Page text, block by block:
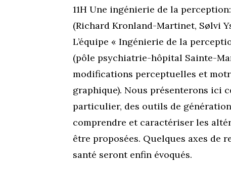
11H Une ingénierie de la
(Richard Kronland-Martinet, Sølvi
L’équipe « Ingénierie de la
(pôle psychiatrie-hôpital Sainte-
modifications perceptuelles et
graphique). Nous présenterons ici
particulier, des outils de
comprendre et caractériser les
être proposées. Quelques axes de
santé seront enfin évoqués.